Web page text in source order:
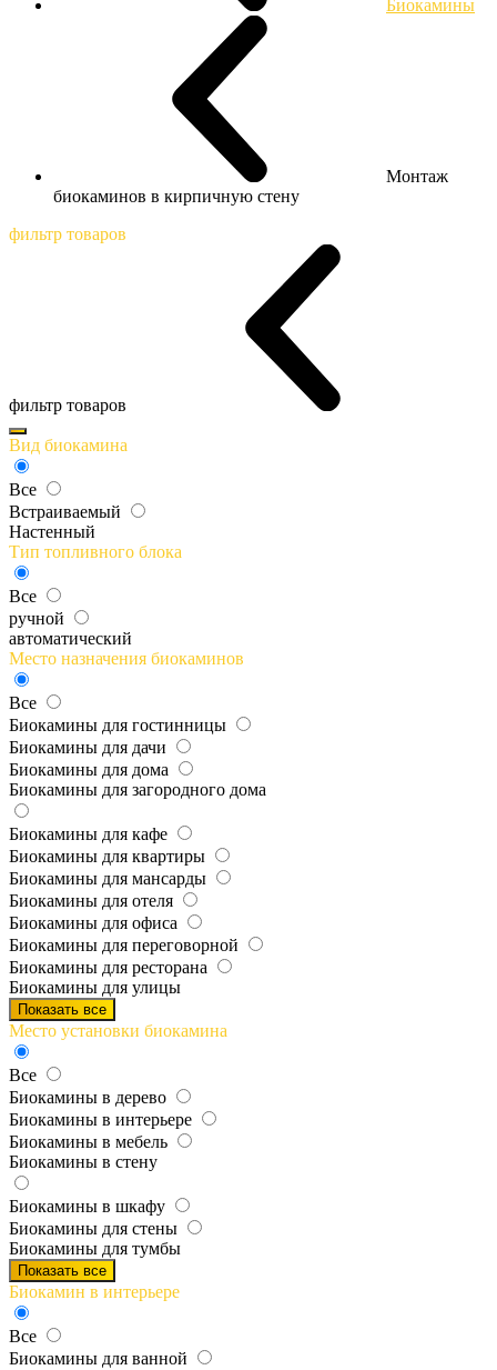
Биокамины
Монтаж
биокаминов в кирпичную стену
фильтр товаров
фильтр товаров
Вид биокамина
Все
Встраиваемый
Настенный
Тип топливного блока
Все
ручной
автоматический
Место назначения биокаминов
Все
Биокамины для гостинницы
Биокамины для дачи
Биокамины для дома
Биокамины для загородного дома
Биокамины для кафе
Биокамины для квартиры
Биокамины для мансарды
Биокамины для отеля
Биокамины для офиса
Биокамины для переговорной
Биокамины для ресторана
Биокамины для улицы
Показать все
Место установки биокамина
Все
Биокамины в дерево
Биокамины в интерьере
Биокамины в мебель
Биокамины в стену
Биокамины в шкафу
Биокамины для стены
Биокамины для тумбы
Показать все
Биокамин в интерьере
Все
Биокамины для ванной